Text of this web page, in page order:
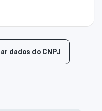
dados do CNPJ